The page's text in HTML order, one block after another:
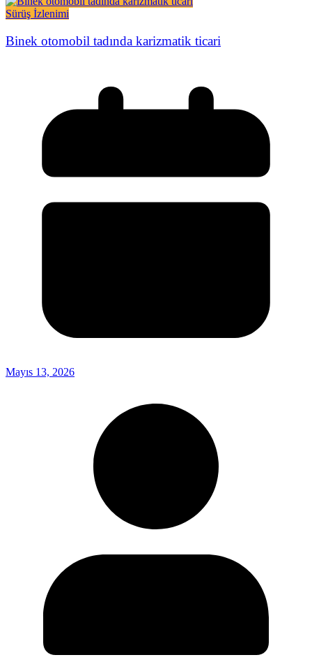
Sürüş İzlenimi
Binek otomobil tadında karizmatik ticari
Mayıs 13, 2026